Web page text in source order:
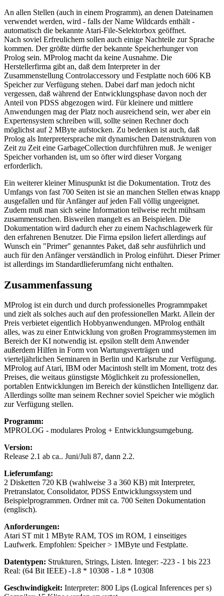
An allen Stellen (auch in einem Programm), an denen Dateinamen
verwendet werden, wird - falls der Name Wildcards enthält -
automatisch die bekannte Atari-File-Selektorbox geöffnet.
Nach soviel Erfreulichem sollen auch einige Nachteile zur Sprache
kommen. Der größte dürfte der bekannte Speicherhunger von
Prolog sein. MProlog macht da keine Ausnahme. Die
Herstellerfirma gibt an, daß dem Interpreter in der
Zusammenstellung Controlaccessory und Festplatte noch 606 KB
Speicher zur Verfügung stehen. Dabei darf man jedoch nicht
vergessen, daß während der Entwicklungsphase davon noch der
Anteil von PDSS abgezogen wird. Für kleinere und mittlere
Anwendungen mag der Platz noch ausreichend sein, wer aber ein
Expertensystem schreiben will, sollte seinen Rechner doch
möglichst auf 2 MByte aufstocken. Zu bedenken ist auch, daß
Prolog als Interpretersprache mit dynamischen Datenstrukturen von
Zeit zu Zeit eine GarbageCollection durchführen muß. Je weniger
Speicher vorhanden ist, um so öfter wird dieser Vorgang
erforderlich.
Ein weiterer kleiner Minuspunkt ist die Dokumentation. Trotz des
Umfangs von fast 700 Seiten ist sie an manchen Stellen etwas knapp
ausgefallen und für Anfänger auf jeden Fall völlig ungeeignet.
Zudem muß man sich seine Information teilweise recht mühsam
zusammensuchen. Bisweilen mangelt es an Beispielen. Die
Dokumentation wird dadurch eher zu einem Nachschlagewerk für
den erfahrenen Benutzer. Die Firma epsilon liefert allerdings auf
Wunsch ein "Primer" genanntes Paket, daß sehr ausführlich und
auch für den Anfänger verständlich in Prolog einführt. Dieser Primer
ist allerdings im Standardlieferumfang nicht enthalten.
Zusammenfassung
MProlog ist ein durch und durch professionelles Programmpaket
und zielt als solches auch auf den professionellen Markt. Allein der
Preis verbietet eigentlich Hobbyanwendungen. MProlog enthält
alles, was zu einer Entwicklung von großen Programmsystemen im
Bereich der KI notwendig ist. epsilon stellt dem Anwender
außerdem Hilfen in Form von Wartungsverträgen und
vierteljährlichen Seminaren in Berlin und Karlsruhe zur Verfügung.
MProlog auf Atari, IBM oder Macintosh stellt im Moment, trotz des
Preises, die weitaus günstigste Möglichkeit zu professionellen,
portablen Entwicklungen im Bereich der künstlichen Intelligenz dar.
Allerdings sollte man seinem Rechner soviel Speicher wie möglich
zur Verfügung stellen.
Programm:
MPROLOG - modulares Prolog + Entwicklungsumgebung.
Version:
Release 2.1 ab ca.. Juni/Juli 87, dann 2.2.
Lieferumfang:
2 Disketten 720 KB (wahlweise 3 a 360 KB) mit Interpreter,
Pretranslator, Consolidator, PDSS Entwicklungssystem und
Beispielprogrammen. Ordner mit ca. 700 Seiten Dokumentation
(englisch).
Anforderungen:
Atari ST mit 1 MByte RAM, TOS im ROM, 1 einseitiges
Laufwerk. Empfohlen: Speicher > 1MByte und Festplatte.
Datentypen: Strukturen, Strings, Listen. Integer: -223 - 1 bis 223
Real: (64 Bit IEEE) -1.8 * 10308 - 1.8 * 10308
Geschwindigkeit: Interpreter: 800 Lips (Logical Inferences per s)